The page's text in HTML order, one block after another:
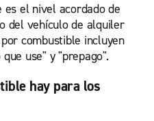
el nivel acordado de
del vehículo de alquiler
combustible incluyen
use" y "prepago".
hay para los